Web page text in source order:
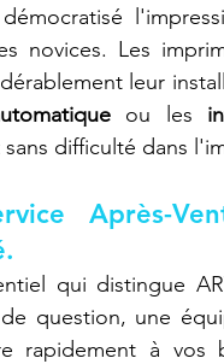
démocratisé
novices. Les
ou les
difficulté dans
Après-
qui distingue
question, une
rapidement à vos